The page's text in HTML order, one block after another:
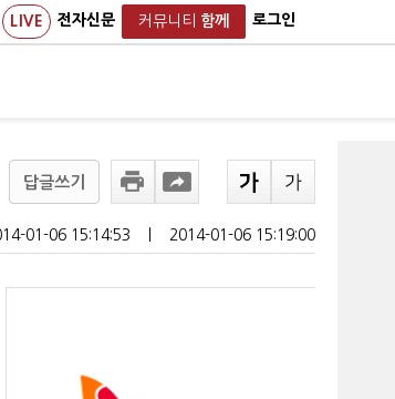
LIVE 전자신문 커뮤니티 함께 로그인
답글쓰기
01-06 15:14:53 2014-01-06 15:19:00